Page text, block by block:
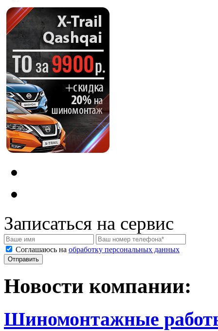
Записаться на сервис
Соглашаюсь на обработку персональных данных
Новости компании:
Шиномонтажные